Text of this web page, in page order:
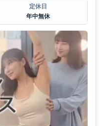
定休日
年中無休